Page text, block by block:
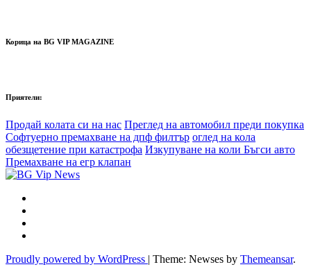
Корица на BG VIP MAGAZINE
Приятели:
Продай колата си на нас Преглед на автомобил преди покупка
Софтуерно премахване на дпф филтър оглед на кола
обезщетение при катастрофа Изкупуване на коли Бъгси авто
Премахване на егр клапан
Proudly powered by WordPress | Theme: Newses by Themeansar.